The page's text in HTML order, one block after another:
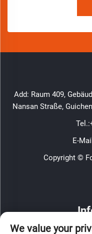
Add: Raum 409,
Nansan Straße,
Tel.:
E-
Copyright ©
We value your